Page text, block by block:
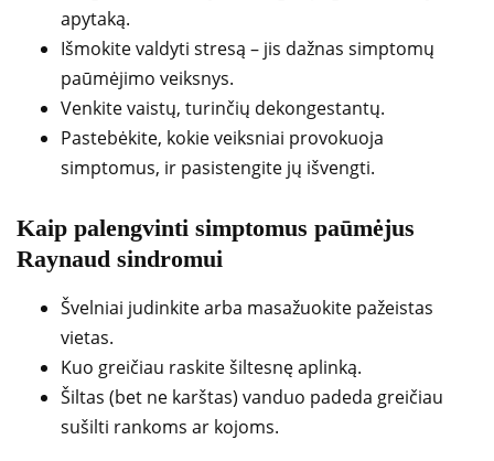
apytaką.
Išmokite valdyti stresą – jis dažnas simptomų
paūmėjimo veiksnys.
Venkite vaistų, turinčių dekongestantų.
Pastebėkite, kokie veiksniai provokuoja
simptomus, ir pasistengite jų išvengti.
Kaip palengvinti simptomus paūmėjus
Raynaud sindromui
Švelniai judinkite arba masažuokite pažeistas
vietas.
Kuo greičiau raskite šiltesnę aplinką.
Šiltas (bet ne karštas) vanduo padeda greičiau
sušilti rankoms ar kojoms.